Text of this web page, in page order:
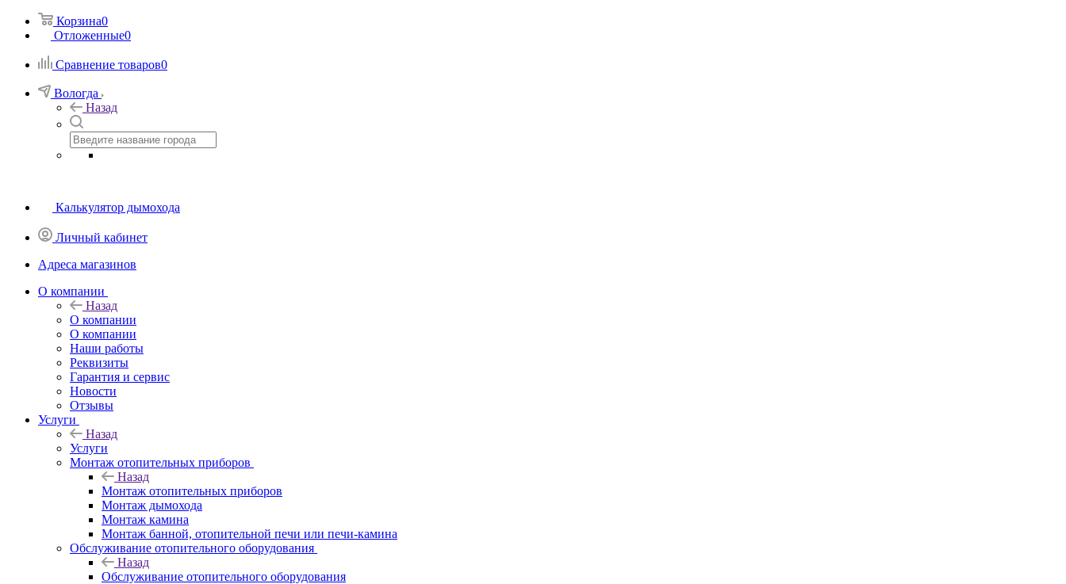
Корзина0
Отложенные0
Сравнение товаров0
Вологда
Назад
Калькулятор дымохода
Личный кабинет
Адреса магазинов
O компании
Назад
O компании
О компании
Наши работы
Реквизиты
Гарантия и сервис
Новости
Отзывы
Услуги
Назад
Услуги
Монтаж отопительных приборов
Назад
Монтаж отопительных приборов
Монтаж дымохода
Монтаж камина
Монтаж банной, отопительной печи или печи-камина
Обслуживание отопительного оборудования
Назад
Обслуживание отопительного оборудования